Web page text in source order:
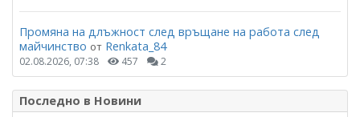
Промяна на длъжност след връщане на работа след
майчинство от Renkata_84
02.08.2026, 07:38 457 2
Последно в Новини